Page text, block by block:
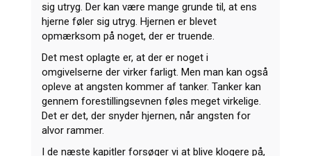
sig utryg. Der kan være mange grunde til, at ens
hjerne føler sig utryg. Hjernen er blevet
opmærksom på noget, der er truende.
Det mest oplagte er, at der er noget i
omgivelserne der virker farligt. Men man kan også
opleve at angsten kommer af tanker. Tanker kan
gennem forestillingsevnen føles meget virkelige.
Det er det, der snyder hjernen, når angsten for
alvor rammer.
I de næste kapitler forsøger vi at blive klogere på,